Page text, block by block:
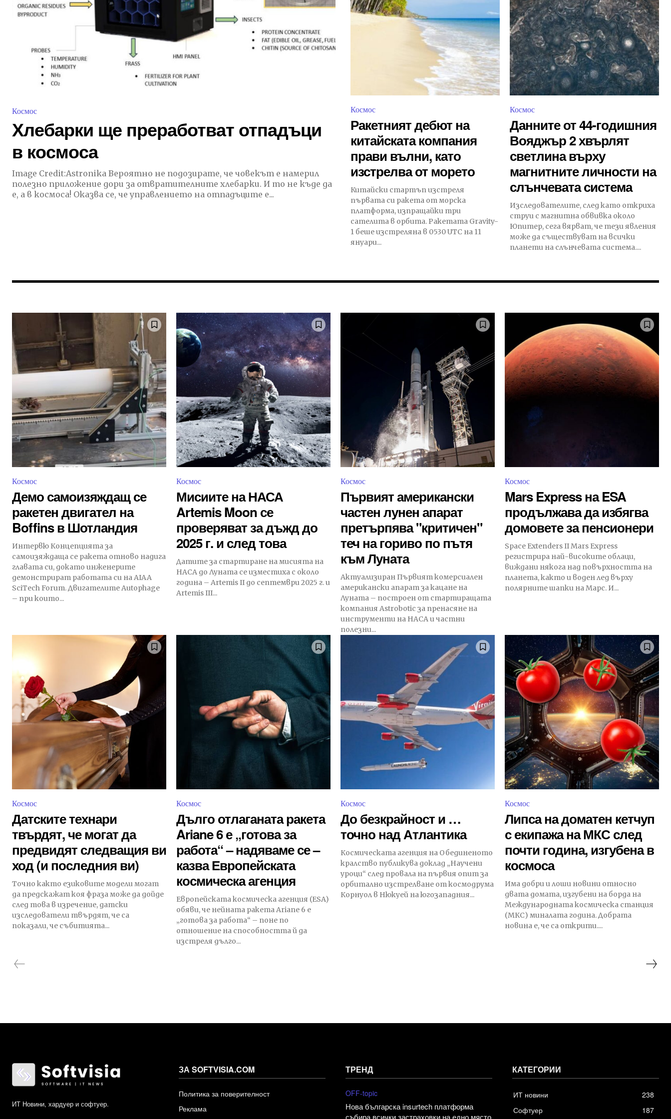
Космос
Хлебарки ще преработват отпадъци
в космоса
Image Credit:Astronika Вероятно не подозирате, че човекът е намерил
полезно приложение дори за отвратителните хлебарки. И то не къде да
е, а в космоса! Оказва се, че управлението на отпадъците е...
Космос
Ракетният дебют на
китайската компания
прави вълни, като
изстрелва от морето
Китайски стартъп изстреля
първата си ракета от морска
платформа, изпращайки три
сателита в орбита. Ракетата Gravity-
1 беше изстреляна в 0530 UTC на 11
януари...
Космос
Данните от 44-годишния
Вояджър 2 хвърлят
светлина върху
магнитните личности на
слънчевата система
Изследователите, след като откриха
струи с магнитна обвивка около
Юпитер, сега вярват, че тези явления
може да съществуват на всички
планети на слънчевата система....
Космос
Демо самоизяждащ се
ракетен двигател на
Boffins в Шотландия
Интервю Концепцията за
самоизяждаща се ракета отново надига
главата си, докато инженерите
демонстрират работата си на AIAA
SciTech Forum. Двигателите Autophage
– при които...
Космос
Мисиите на НАСА
Artemis Moon се
проверяват за дъжд до
2025 г. и след това
Датите за стартиране на мисията на
НАСА до Луната се изместиха с около
година – Artemis II до септември 2025 г. и
Artemis III...
Космос
Първият американски
частен лунен апарат
претърпява "критичен"
теч на гориво по пътя
към Луната
Актуализиран Първият комерсиален
американски апарат за кацане на
Луната – построен от стартиращата
компания Astrobotic за пренасяне на
инструменти на НАСА и частни
полезни...
Космос
Mars Express на ESA
продължава да избягва
домовете за пенсионери
Space Extenders II Mars Express
регистрира най-високите облаци,
виждани някога над повърхността на
планета, както и воден лед върху
полярните шапки на Марс. И...
Космос
Датските технари
твърдят, че могат да
предвидят следващия ви
ход (и последния ви)
Точно както езиковите модели могат
да предскажат коя фраза може да дойде
след това в изречение, датски
изследователи твърдят, че са
показали, че събитията...
Космос
Дълго отлаганата ракета
Ariane 6 е „готова за
работа“ – надяваме се –
казва Европейската
космическа агенция
Европейската космическа агенция (ESA)
обяви, че нейната ракета Ariane 6 е
„готова за работа“ – поне по
отношение на способността й да
изстреля дълго...
Космос
До безкрайност и …
точно над Атлантика
Космическата агенция на Обединеното
кралство публикува доклад „Научени
уроци“ след провала на първия опит за
орбитално изстрелване от космодрума
Корнуол в Нюкуей на югозападния...
Космос
Липса на доматен кетчуп
с екипажа на МКС след
почти година, изгубена в
космоса
Има добри и лоши новини относно
двата домата, изгубени на борда на
Международната космическа станция
(МКС) миналата година. Добрата
новина е, че са открити....
ИТ Новини, хардуер и софтуер.
ЗА SOFTVISIA.COM
Политика за поверителност
Реклама
ТРЕНД
OFF-topic
Нова българска insurtech платформа
събира всички застраховки на едно място
КАТЕГОРИИ
ИТ новини
238
Софтуер
187